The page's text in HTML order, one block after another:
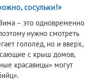
сосульки!»
– это одновременно
нужно смотреть
гололед, но и вверх,
с крыш домов,
красавицы» могут